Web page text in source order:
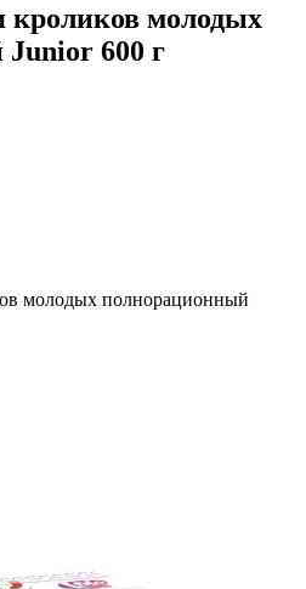
кроликов молодых
600 г
молодых полнорационный